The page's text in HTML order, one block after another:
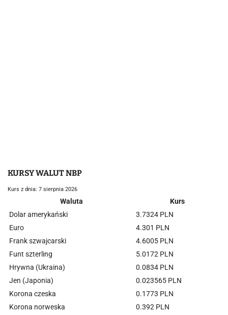
KURSY WALUT NBP
Kurs z dnia: 7 sierpnia 2026
Waluta
Kurs
Dolar amerykański
3.7324 PLN
Euro
4.301 PLN
Frank szwajcarski
4.6005 PLN
Funt szterling
5.0172 PLN
Hrywna (Ukraina)
0.0834 PLN
Jen (Japonia)
0.023565 PLN
Korona czeska
0.1773 PLN
Korona norweska
0.392 PLN